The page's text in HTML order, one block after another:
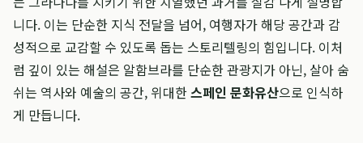
니다. 이는 단순한 지식 전달을 넘어, 여행자가 해당 공간과 감
성적으로 교감할 수 있도록 돕는 스토리텔링의 힘입니다. 이처
럼 깊이 있는 해설은 알함브라를 단순한 관광지가 아닌, 살아 숨
쉬는 역사와 예술의 공간, 위대한스페인 문화유산으로 인식하
게 만듭니다.